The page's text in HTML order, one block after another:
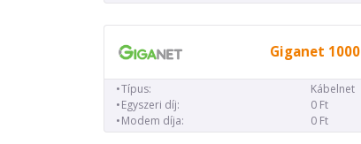
Giganet 1000
Típus:
Kábelnet
Egyszeri díj:
0 Ft
Modem díja:
0 Ft